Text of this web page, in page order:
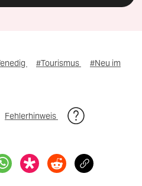
#Tourismus
#Neu im
Fehlerhinweis